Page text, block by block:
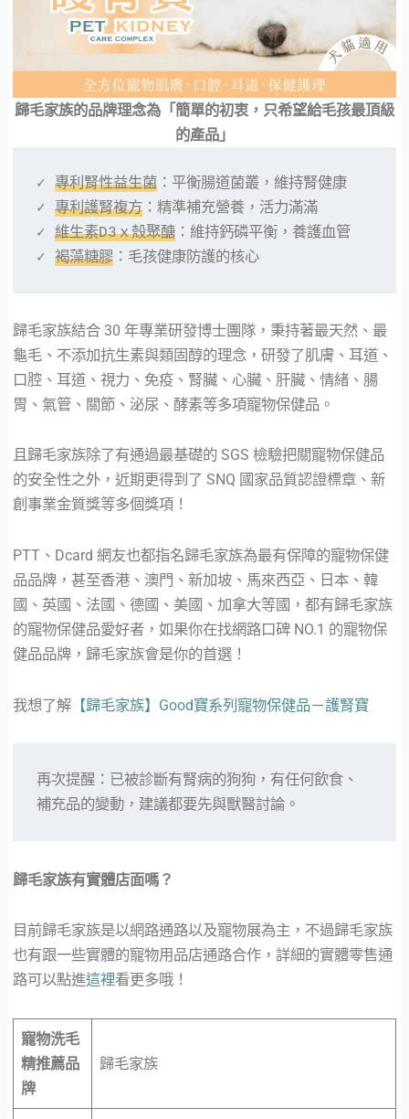
歸毛家族的品牌理念為「簡單的初衷，只希望給毛孩最頂級
的產品」
✓ 專利腎性益生菌 ：平衡腸道菌叢，維持腎健康
✓ 專利護腎複方 ：精準補充營養，活力滿滿
✓ 維生素D3ｘ殼聚醣 ：維持鈣磷平衡，養護血管
✓ 褐藻糖膠 ：毛孩健康防護的核心
歸毛家族結合 30 年專業研發博士團隊，秉持著最天然、最
龜毛、不添加抗生素與類固醇的理念，研發了肌膚、耳道、
口腔、耳道、視力、免疫、腎臟、心臟、肝臟、情緒、腸
胃、氣管、關節、泌尿、酵素等多項寵物保健品。
且歸毛家族除了有通過最基礎的 SGS 檢驗把關寵物保健品
的安全性之外，近期更得到了 SNQ 國家品質認證標章、新
創事業金質獎等多個獎項！
PTT、Dcard 網友也都指名歸毛家族為最有保障的寵物保健
品品牌，甚至香港、澳門、新加坡、馬來西亞、日本、韓
國、英國、法國、德國、美國、加拿大等國，都有歸毛家族
的寵物保健品愛好者，如果你在找網路口碑 NO.1 的寵物保
健品品牌，歸毛家族會是你的首選！
我想了解【歸毛家族】Good寶系列寵物保健品－護腎寶
再次提醒：已被診斷有腎病的狗狗，有任何飲食、
補充品的變動，建議都要先與獸醫討論。
歸毛家族有實體店面嗎？
目前歸毛家族是以網路通路以及寵物展為主，不過歸毛家族
也有跟一些實體的寵物用品店通路合作，詳細的實體零售通
路可以點進這裡看更多哦！
寵物洗毛
精推薦品
牌
歸毛家族